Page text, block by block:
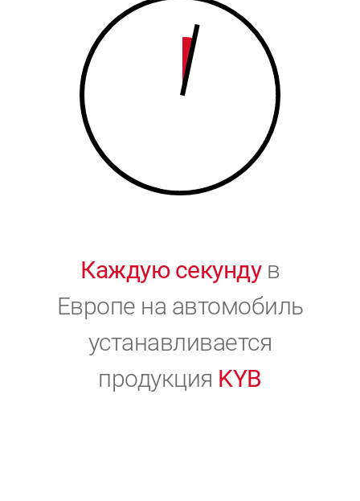
9
0
0
Каждую секундув
Европе на автомобиль
устанавливается
продукция KYB